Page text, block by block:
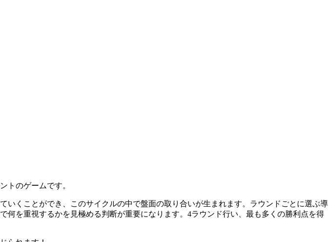
トのゲームです。
くことができ、このサイクルの中で盤面の取り合いが生まれます。ラウンドごとに選ぶ導
を重視するかを見極める判断が重要になります。4ラウンド行い、最も多くの勝利点を得